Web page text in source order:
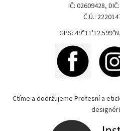
IČ: 02609428,
Č.Ú.:
GPS:
Ctíme a dodržujeme Profesní a